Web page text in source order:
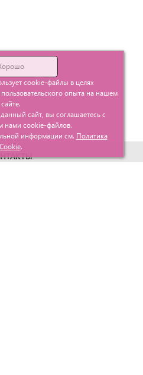
cookie-файлы в целях
опыта на нашем
сайте.
сайт, вы соглашаетесь с
нами cookie-файлов.
информации см. Политика
Cookie.